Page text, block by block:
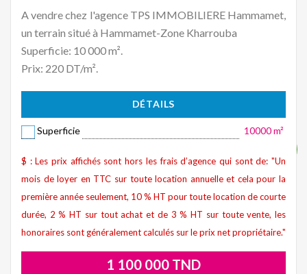
A vendre chez l'agence TPS IMMOBILIERE Hammamet,
un terrain situé à Hammamet-Zone Kharrouba
Superficie: 10 000 m².
Prix: 220 DT/m².
DÉTAILS
Superficie 10000 m²
$ : Les prix affichés sont hors les frais d’agence qui sont de: "Un
mois de loyer en TTC sur toute location annuelle et cela pour la
première année seulement, 10 % HT pour toute location de courte
durée, 2 % HT sur tout achat et de 3 % HT sur toute vente, les
honoraires sont généralement calculés sur le prix net propriétaire."
1 100 000 TND